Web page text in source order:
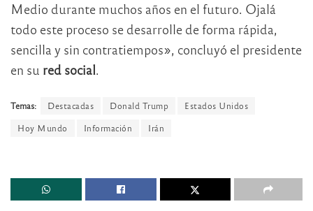
Medio durante muchos años en el futuro. Ojalá
todo este proceso se desarrolle de forma rápida,
sencilla y sin contratiempos», concluyó el presidente
en su red social.
Temas: Destacadas Donald Trump
Estados Unidos
Hoy Mundo
Información Irán